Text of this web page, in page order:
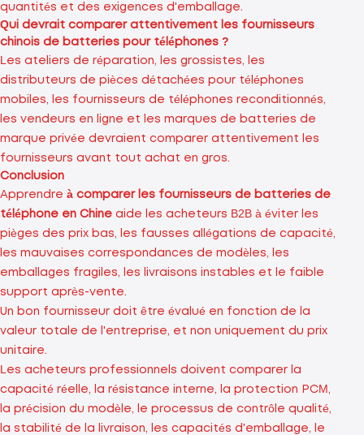
quantités et des exigences d'emballage.
Qui devrait comparer attentivement les fournisseurs
chinois de batteries pour téléphones ?
Les ateliers de réparation, les grossistes, les
distributeurs de pièces détachées pour téléphones
mobiles, les fournisseurs de téléphones reconditionnés,
les vendeurs en ligne et les marques de batteries de
marque privée devraient comparer attentivement les
fournisseurs avant tout achat en gros.
Conclusion
Apprendre à comparer les fournisseurs de batteries de
téléphone en Chine aide les acheteurs B2B à éviter les
pièges des prix bas, les fausses allégations de capacité,
les mauvaises correspondances de modèles, les
emballages fragiles, les livraisons instables et le faible
support après-vente.
Un bon fournisseur doit être évalué en fonction de la
valeur totale de l'entreprise, et non uniquement du prix
unitaire.
Les acheteurs professionnels doivent comparer la
capacité réelle, la résistance interne, la protection PCM,
la précision du modèle, le processus de contrôle qualité,
la stabilité de la livraison, les capacités d'emballage, le